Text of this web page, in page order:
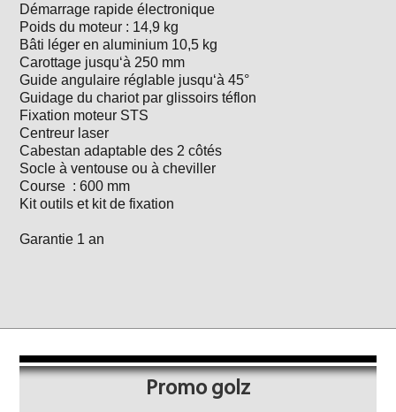
Démarrage rapide électronique
Poids du moteur : 14,9 kg
Bâti léger en aluminium 10,5 kg
Carottage jusqu‘à 250 mm
Guide angulaire réglable jusqu‘à 45°
Guidage du chariot par glissoirs téflon
Fixation moteur STS
Centreur laser
Cabestan adaptable des 2 côtés
Socle à ventouse ou à cheviller
Course : 600 mm
Kit outils et kit de fixation
Garantie 1 an
Promo golz